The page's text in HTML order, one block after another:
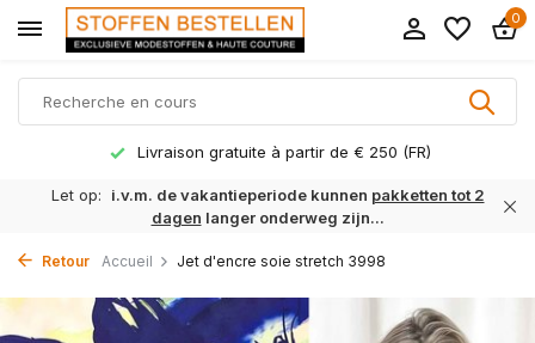
0
Livraison gratuite à partir de € 250 (FR)
Let op: i.v.m. de vakantieperiode kunnen pakketten tot 2
dagen langer onderweg zijn...
Retour Accueil Jet d'encre soie stretch 3998